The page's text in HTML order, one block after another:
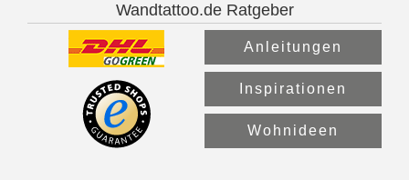
Wandtattoo.de Ratgeber
Anleitungen
Inspirationen
Wohnideen